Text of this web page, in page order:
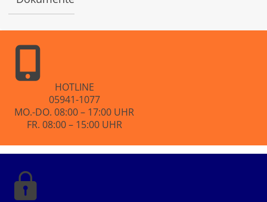
v
HOTLINE
05941-1077
MO.-DO. 08:00 – 17:00 UHR
FR. 08:00 – 15:00 UHR